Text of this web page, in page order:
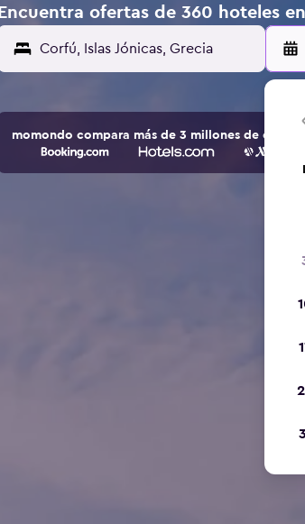
Encuentra ofertas de 360 hoteles
momondo compara más de 3 millones de